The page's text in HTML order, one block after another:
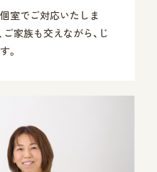
室でご対応いたしま
家族も交えながら、じ
。